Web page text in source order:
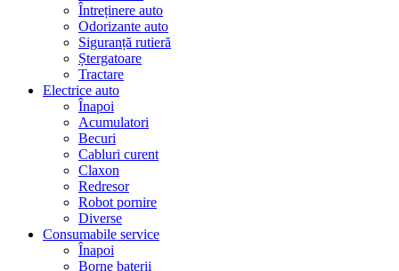
Întreținere auto
Odorizante auto
Siguranță rutieră
Ștergatoare
Tractare
Electrice auto
Înapoi
Acumulatori
Becuri
Cabluri curent
Claxon
Redresor
Robot pornire
Diverse
Consumabile service
Înapoi
Borne baterii